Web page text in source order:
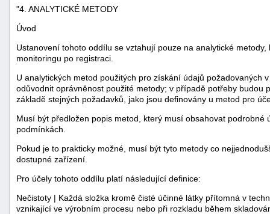
"4. ANALYTICKÉ METODY
Úvod
Ustanovení tohoto oddílu se vztahují pouze na analytické
monitoringu po registraci.
U analytických metod použitých pro získání údajů požadovaných
odůvodnit oprávněnost použité metody; v případě potřeby budou
základě stejných požadavků, jako jsou definovány u metod pro
Musí být předložen popis metod, který musí obsahovat
podmínkách.
Pokud je to prakticky možné, musí být tyto metody co
dostupné zařízení.
Pro účely tohoto oddílu platí následující definice:
Nečistoty | Každá složka kromě čisté účinné látky přítomná v
vznikající ve výrobním procesu nebo při rozkladu během
"náhradě